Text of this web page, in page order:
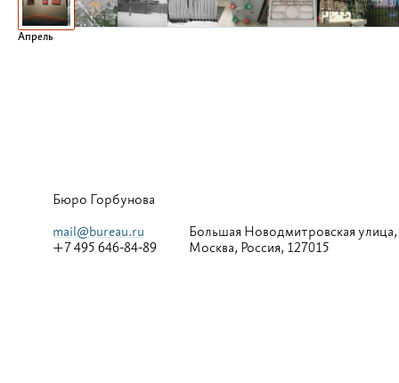
Апрель
Бюро Горбунова
mail@bureau.ru
+7 495 646-84-89
Большая Новодмитровская улица,
Москва, Россия, 127015